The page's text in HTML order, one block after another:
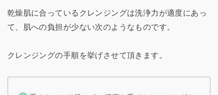
乾燥肌に合っているクレンジングは洗浄力が適度にあっ
て、肌への負担が少ない次のようなものです。
クレンジングの手順を挙げさせて頂きます。